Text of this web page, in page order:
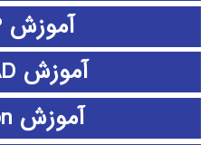
آموزش PHP
آموزش PSCAD
آموزش python